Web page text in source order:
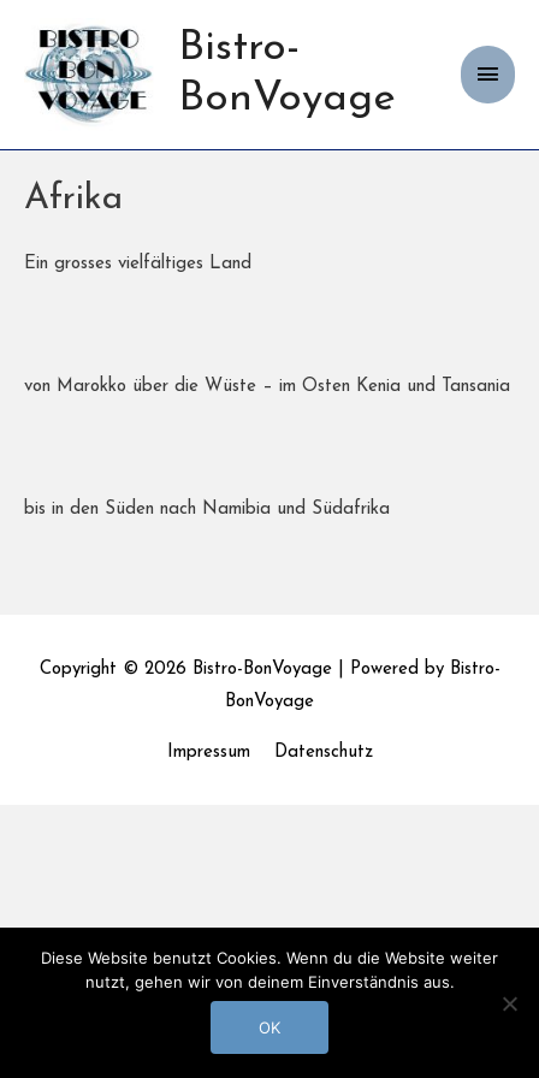
Bistro-
BonVoyage
Afrika
Ein grosses vielfältiges Land
von Marokko über die Wüste – im Osten Kenia und Tansania
bis in den Süden nach Namibia und Südafrika
Copyright © 2026 Bistro-BonVoyage| Powered by Bistro-
BonVoyage
Impressum Datenschutz
Diese Website benutzt Cookies. Wenn du die Website weiter
nutzt, gehen wir von deinem Einverständnis aus.
OK